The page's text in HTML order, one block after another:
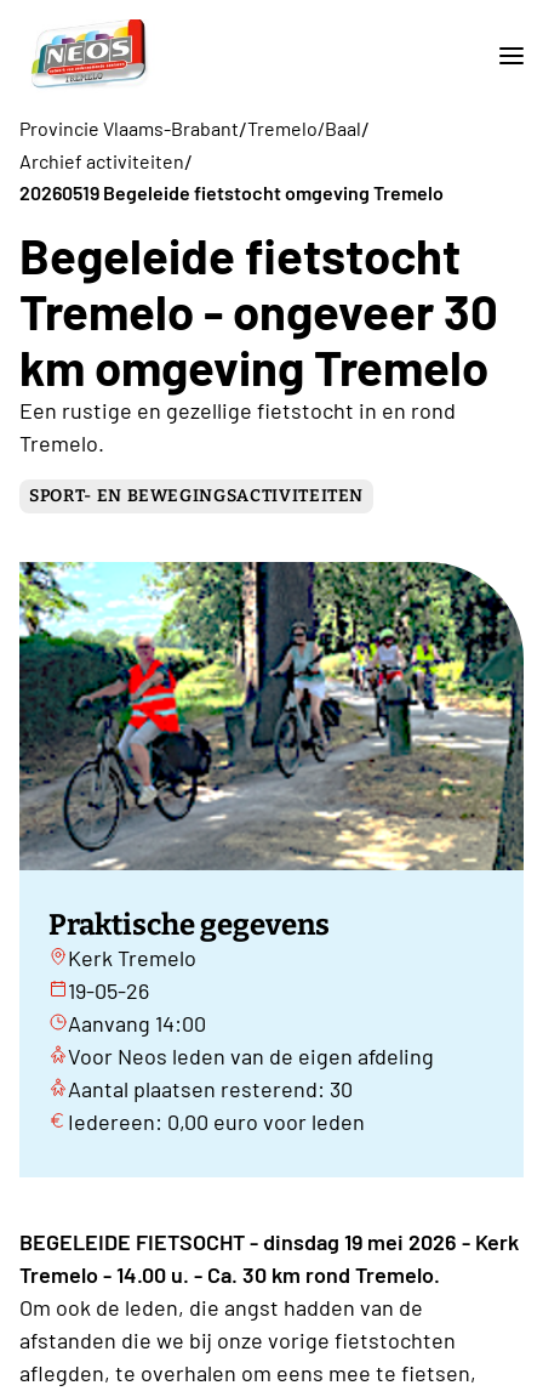
Provincie Vlaams-Brabant/Tremelo/Baal/
Archief activiteiten/
20260519 Begeleide fietstocht omgeving Tremelo
Begeleide fietstocht
Tremelo - ongeveer 30
km omgeving Tremelo
Een rustige en gezellige fietstocht in en rond
Tremelo.
SPORT- EN BEWEGINGSACTIVITEITEN
Praktische gegevens
Kerk Tremelo
19-05-26
Aanvang 14:00
Voor Neos leden van de eigen afdeling
Aantal plaatsen resterend: 30
Iedereen: 0,00 euro voor leden
BEGELEIDE FIETSOCHT - dinsdag 19 mei 2026 - Kerk
Tremelo - 14.00 u. - Ca. 30 km rond Tremelo.
Om ook de leden, die angst hadden van de
afstanden die we bij onze vorige fietstochten
aflegden, te overhalen om eens mee te fietsen,